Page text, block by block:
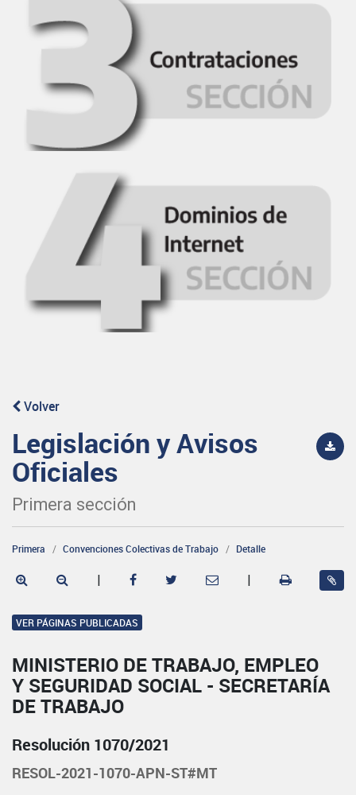
Volver
Legislación y Avisos
Oficiales
Primera sección
Primera Convenciones Colectivas de Trabajo Detalle
| |
VER PÁGINAS PUBLICADAS
MINISTERIO DE TRABAJO, EMPLEO
Y SEGURIDAD SOCIAL - SECRETARÍA
DE TRABAJO
Resolución 1070/2021
RESOL-2021-1070-APN-ST#MT